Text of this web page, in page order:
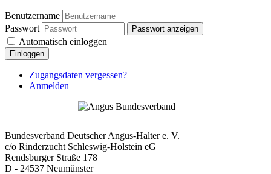
Benutzername
Passwort
Passwort anzeigen
Automatisch einloggen
Einloggen
Zugangsdaten vergessen?
Anmelden
Bundesverband Deutscher Angus-Halter e. V.
c/o Rinderzucht Schleswig-Holstein eG
Rendsburger Straße 178
D - 24537 Neumünster